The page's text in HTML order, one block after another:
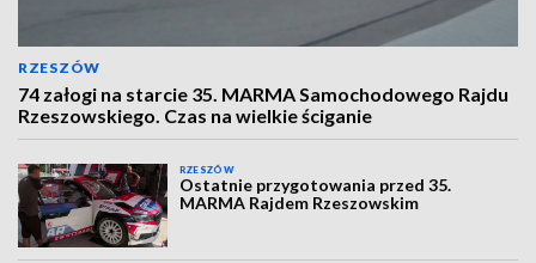
RZESZÓW
74 załogi na starcie 35. MARMA Samochodowego Rajdu
Rzeszowskiego. Czas na wielkie ściganie
RZESZÓW
Ostatnie przygotowania przed 35.
MARMA Rajdem Rzeszowskim